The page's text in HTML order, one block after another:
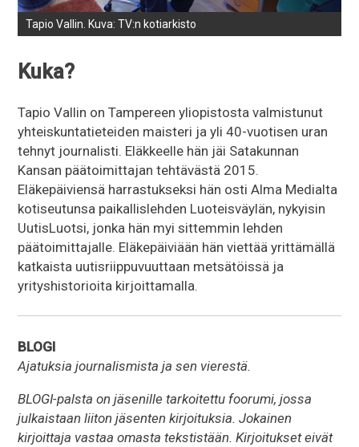
Tapio Vallin. Kuva: TV:n kotiarkisto
Kuka?
Tapio Vallin on Tampereen yliopistosta valmistunut
yhteiskuntatieteiden maisteri ja yli 40-vuotisen uran
tehnyt journalisti. Eläkkeelle hän jäi Satakunnan
Kansan päätoimittajan tehtävästä 2015.
Eläkepäiviensä harrastukseksi hän osti Alma Medialta
kotiseutunsa paikallislehden Luoteisväylän, nykyisin
UutisLuotsi, jonka hän myi sittemmin lehden
päätoimittajalle. Eläkepäiviään hän viettää yrittämällä
katkaista uutisriippuvuuttaan metsätöissä ja
yrityshistorioita kirjoittamalla.
BLOGI
Ajatuksia journalismista ja sen vierestä.
BLOGI-palsta on jäsenille tarkoitettu foorumi, jossa
julkaistaan liiton jäsenten kirjoituksia. Jokainen
kirjoittaja vastaa omasta tekstistään. Kirjoitukset eivät